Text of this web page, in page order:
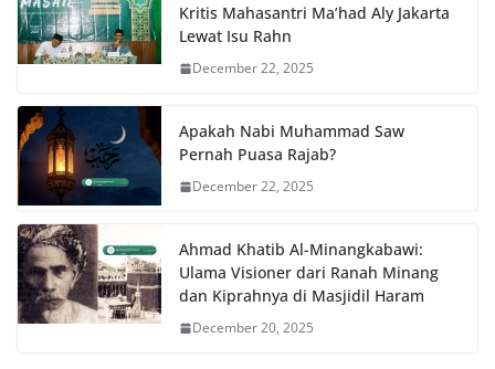
Kritis Mahasantri Ma’had Aly Jakarta
Lewat Isu Rahn
December 22, 2025
Apakah Nabi Muhammad Saw
Pernah Puasa Rajab?
December 22, 2025
Ahmad Khatib Al-Minangkabawi:
Ulama Visioner dari Ranah Minang
dan Kiprahnya di Masjidil Haram
December 20, 2025